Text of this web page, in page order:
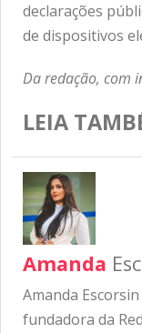
declarações
de dispositivos
Da redação, com
LEIA
Amanda
Amanda
fundadora da